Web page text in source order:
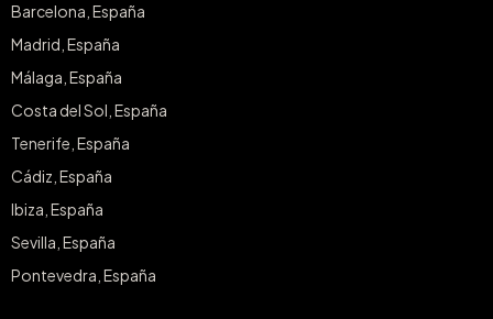
Barcelona, España
Madrid, España
Málaga, España
Costa del Sol, España
Tenerife, España
Cádiz, España
Ibiza, España
Sevilla, España
Pontevedra, España